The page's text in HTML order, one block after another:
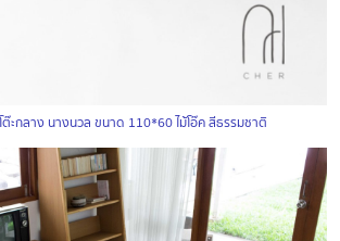
ะกลาง นางนวล ขนาด 110*60 ไม้โอ๊ค สีธรรมชาติ